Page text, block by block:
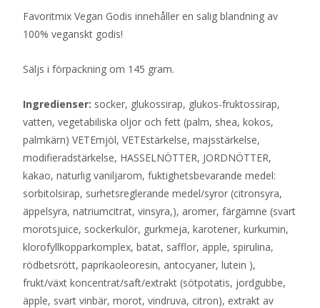
Favoritmix Vegan Godis innehåller en salig blandning av
100% veganskt godis!
Säljs i förpackning om 145 gram.
Ingredienser: socker, glukossirap, glukos-fruktossirap,
vatten, vegetabiliska oljor och fett (palm, shea, kokos,
palmkärn) VETEmjöl, VETEstärkelse, majsstärkelse,
modifieradstärkelse, HASSELNÖTTER, JORDNÖTTER,
kakao, naturlig vaniljarom, fuktighetsbevarande medel:
sorbitolsirap, surhetsreglerande medel/syror (citronsyra,
äppelsyra, natriumcitrat, vinsyra,), aromer, färgämne (svart
morotsjuice, sockerkulör, gurkmeja, karotener, kurkumin,
klorofyllkopparkomplex, batat, safflor, äpple, spirulina,
rödbetsrött, paprikaoleoresin, antocyaner, lutein ),
frukt/växt koncentrat/saft/extrakt (sötpotatis, jordgubbe,
äpple, svart vinbär, morot, vindruva, citron), extrakt av